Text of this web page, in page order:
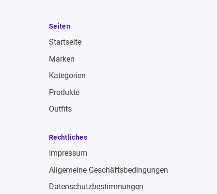
Seiten
Startseite
Marken
Kategorien
Produkte
Outfits
Rechtliches
Impressum
Allgemeine Geschäftsbedingungen
Datenschutzbestimmungen